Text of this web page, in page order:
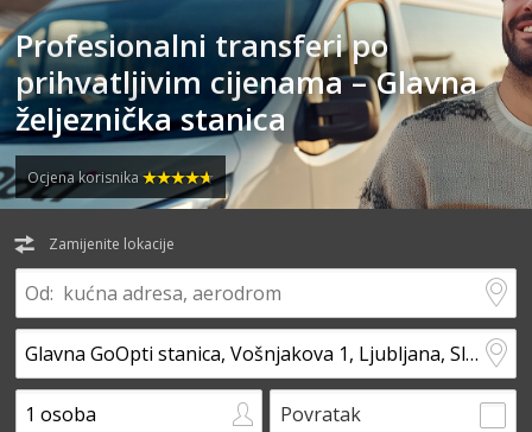
Profesionalni transferi po
prihvatljivim cijenama – Glavna
željeznička stanica
Ocjena korisnika
Zamijenite lokacije
Povratak